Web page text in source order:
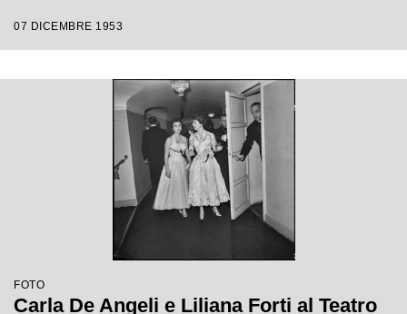
1954 con l'opera "La Wally", di Alfredo
e la direzione di Giulini stesso
07 DICEMBRE 1953
FOTO
Carla De Angeli e Liliana Forti al Teatro